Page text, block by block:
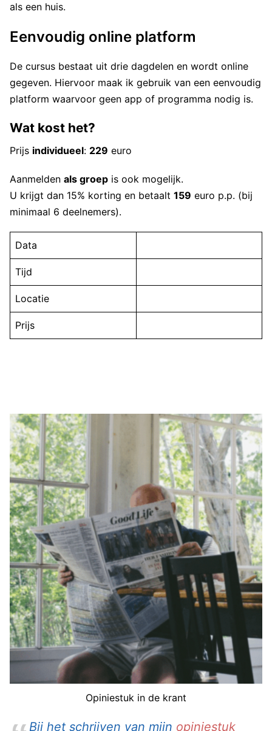
als een huis.
Eenvoudig online platform
De cursus bestaat uit drie dagdelen en wordt online
gegeven. Hiervoor maak ik gebruik van een eenvoudig
platform waarvoor geen app of programma nodig is.
Wat kost het?
Prijs individueel: 229 euro
Aanmelden als groep is ook mogelijk.
U krijgt dan 15% korting en betaalt 159 euro p.p. (bij
minimaal 6 deelnemers).
Data
Tijd
Locatie
Prijs
Opiniestuk in de krant
Bij het schrijven van mijn opiniestuk